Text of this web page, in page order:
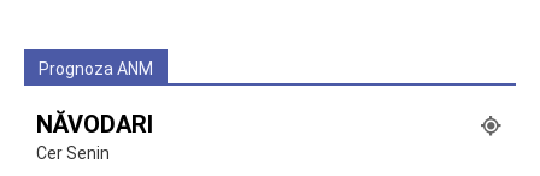
Prognoza ANM
NĂVODARI
Cer Senin